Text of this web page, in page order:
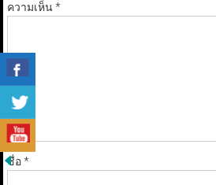
ความเห็น*
ชื่อ*